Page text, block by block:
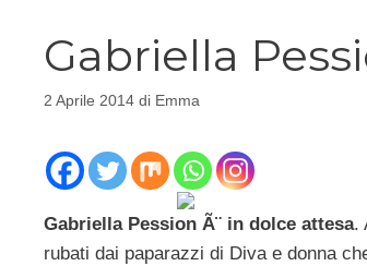
Gabriella
2 Aprile 2014 di Emma
Gabriella Pession Ã¨ in dolce attesa.
rubati dai paparazzi di Diva e donna